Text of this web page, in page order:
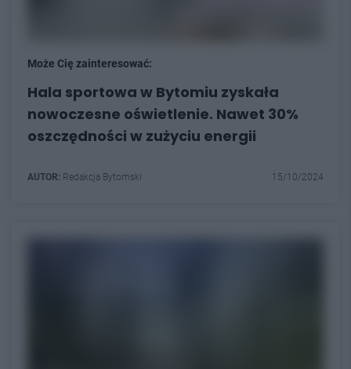
Może Cię zainteresować:
Hala sportowa w Bytomiu zyskała
nowoczesne oświetlenie. Nawet 30%
oszczędności w zużyciu energii
AUTOR: Redakcja Bytomski 15/10/2024